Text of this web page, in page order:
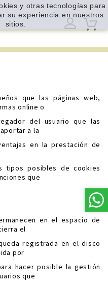
que las páginas web,
online o
del usuario que las
a la
en la prestación de
tipos posibles de cookies
que
en el espacio de
el
registrada en el disco
por
hacer posible la gestión
que
y otras tecnologías para
su experiencia en nuestros
sitios.